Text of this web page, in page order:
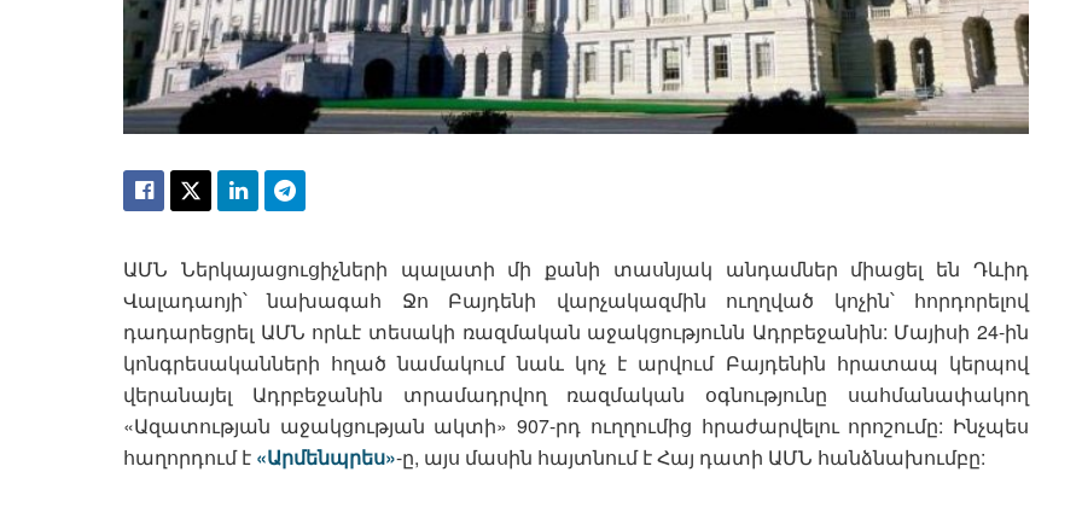
ԱՄՆ Ներկայացուցիչների պալատի մի քանի տասնյակ անդամներ միացել են Դևիդ
Վալադաոյի՝ նախագահ Ջո Բայդենի վարչակազմին ուղղված կոչին՝ հորդորելով
դադարեցրել ԱՄՆ որևէ տեսակի ռազմական աջակցությունն Ադրբեջանին: Մայիսի 24-ին
կոնգրեսականների հղած նամակում նաև կոչ է արվում Բայդենին հրատապ կերպով
վերանայել Ադրբեջանին տրամադրվող ռազմական օգնությունը սահմանափակող
«Ազատության աջակցության ակտի» 907-րդ ուղղումից հրաժարվելու որոշումը: Ինչպես
հաղորդում է «Արմենպրես»-ը, այս մասին հայտնում է Հայ դատի ԱՄՆ հանձնախումբը: